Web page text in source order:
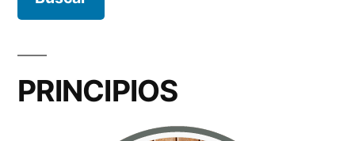
PRINCIPIOS